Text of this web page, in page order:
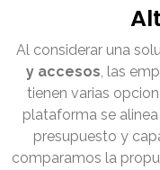
Al considerar una
y accesos, las
tienen varias
plataforma se
presupuesto y
comparamos la